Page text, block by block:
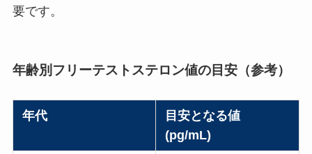
要です。
年齢別フリーテストステロン値の目安（参考）
年代
目安となる値
(pg/mL)